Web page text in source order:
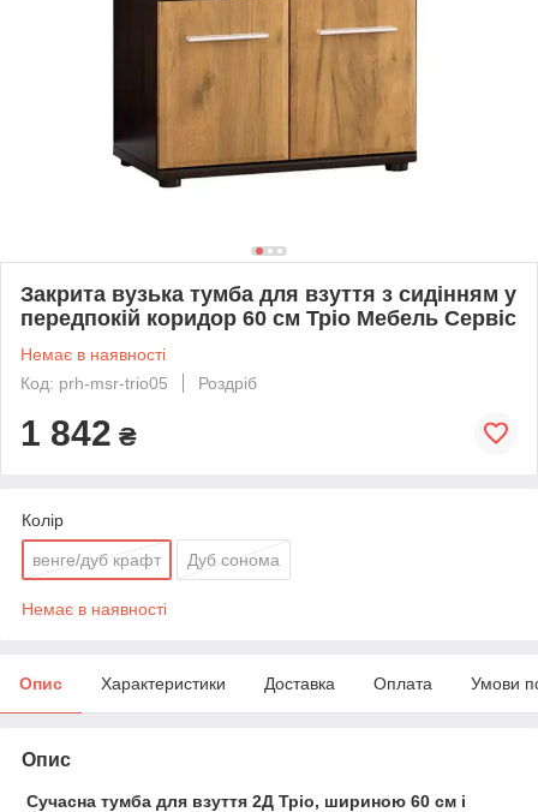
Закрита вузька тумба для взуття з сидінням у
передпокій коридор 60 см Тріо Мебель Сервіс
Немає в наявності
Код: prh-msr-trio05
Роздріб
1 842 ₴
Колір
венге/дуб крафт Дуб сонома
Немає в наявності
Опис Характеристики Доставка Оплата Умови
Опис
Сучасна тумба для взуття 2Д Тріо, шириною 60 см і